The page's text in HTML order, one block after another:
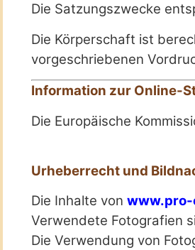
Die Satzungszwecke
Die Körperschaft ist
vorgeschriebenen
Information zur Online-
Die Europäische
Urheberrecht und
Die Inhalte von www.pro-
Verwendete Fotografien
Die Verwendung von